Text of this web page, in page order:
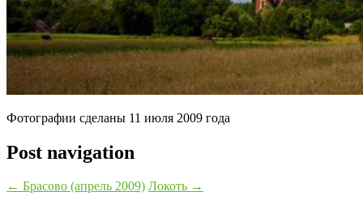
Фотографии сделаны 11 июля 2009 года
Post navigation
← Брасово (апрель 2009) Локоть →